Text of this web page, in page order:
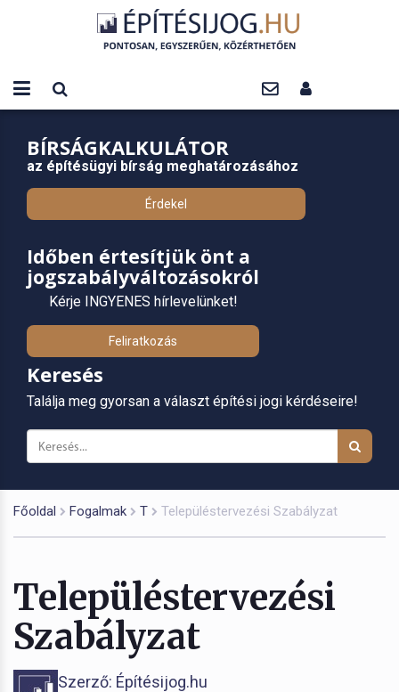
BÍRSÁGKALKULÁTOR
az építésügyi bírság meghatározásához
Érdekel
Időben értesítjük önt a
jogszabályváltozásokról
Kérje INGYENES hírlevelünket!
Feliratkozás
Keresés
Találja meg gyorsan a választ építési jogi kérdéseire!
Főoldal Fogalmak T Településtervezési Szabályzat
Településtervezési
Szabályzat
Szerző: Építésijog.hu